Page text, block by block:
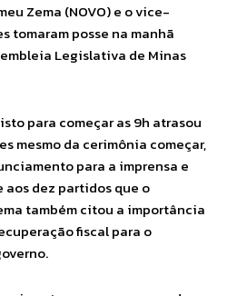
Zema (NOVO) e o vice-
tomaram posse na manhã
Legislativa de Minas
para começar as 9h atrasou
mesmo da cerimônia começar,
para a imprensa e
dez partidos que o
também citou a importância
fiscal para o